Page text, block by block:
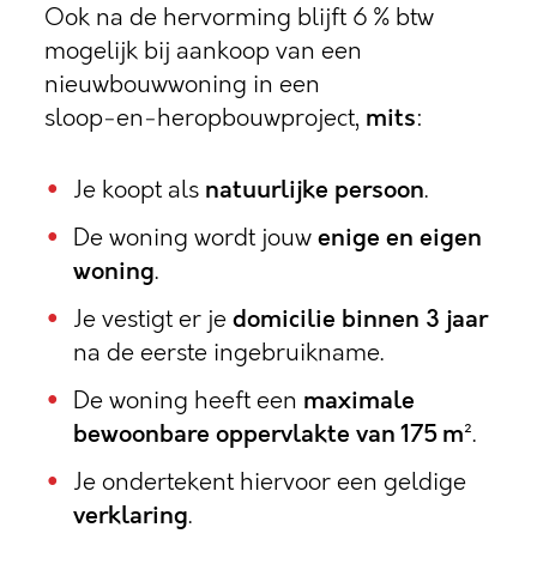
Ook na de hervorming blijft 6 % btw
mogelijk bij aankoop van een
nieuwbouwwoning in een
sloop‑en‑heropbouwproject, mits:
Je koopt als natuurlijke persoon.
De woning wordt jouwenige en eigen
woning.
Je vestigt er jedomicilie binnen 3 jaar
na de eerste ingebruikname.
De woning heeft een maximale
bewoonbare oppervlakte van 175 m².
Je ondertekent hiervoor een geldige
verklaring.